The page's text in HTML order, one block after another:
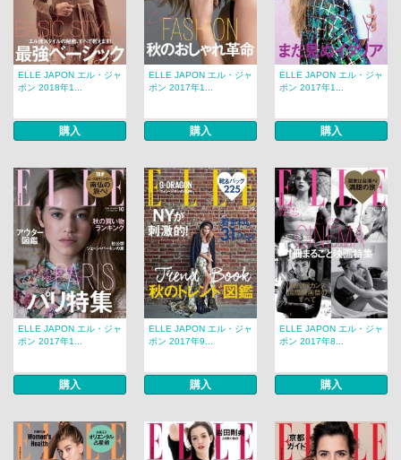
ELLE JAPON エル・ジャ
ポン 2018年1...
購入
ELLE JAPON エル・ジャ
ポン 2017年1...
購入
ELLE JAPON エル・ジャ
ポン 2017年1...
購入
ELLE JAPON エル・ジャ
ポン 2017年1...
購入
ELLE JAPON エル・ジャ
ポン 2017年9...
購入
ELLE JAPON エル・ジャ
ポン 2017年8...
購入